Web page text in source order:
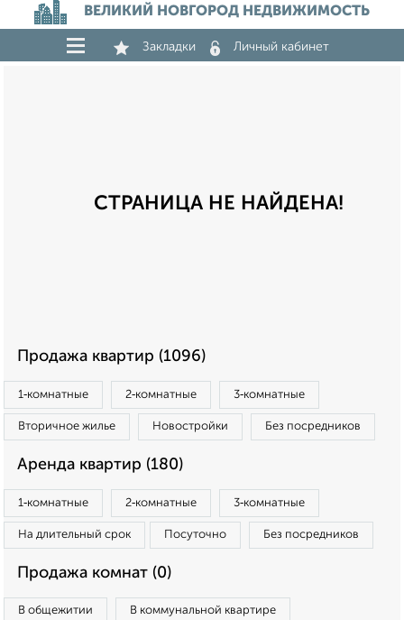
ВЕЛИКИЙ НОВГОРОД НЕДВИЖИМОСТЬ
Закладки Личный кабинет
СТРАНИЦА НЕ НАЙДЕНА!
Продажа квартир (1096)
1‑комнатные 2‑комнатные 3‑комнатные
Вторичное жилье Новостройки Без посредников
Аренда квартир (180)
1‑комнатные 2‑комнатные 3‑комнатные
На длительный срок Посуточно Без посредников
Продажа комнат (0)
В общежитии В коммунальной квартире